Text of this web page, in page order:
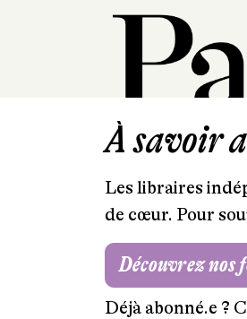
Mentions
À savoir
Les libraires
de cœur. Pour
Découvrez nos
Déjà abonné.e ?